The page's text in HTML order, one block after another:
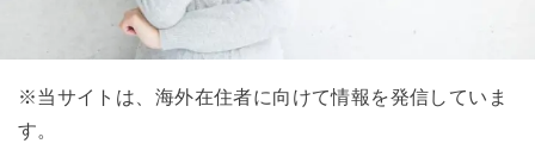
※当サイトは、海外在住者に向けて情報を発信していま
す。